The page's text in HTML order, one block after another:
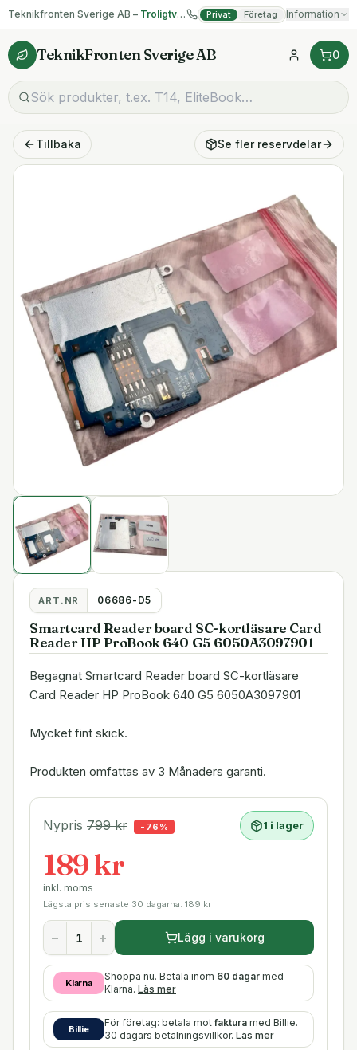
Teknikfronten Sverige AB – Troligtvis billigast på begagnad IT! Privat Företag Information
TeknikFronten Sverige AB 0
Tillbaka Se fler reservdelar
ART.NR 06686-D5
Smartcard Reader board SC-kortläsare Card
Reader HP ProBook 640 G5 6050A3097901
Begagnat Smartcard Reader board SC-kortläsare
Card Reader HP ProBook 640 G5 6050A3097901
Mycket fint skick.
Produkten omfattas av 3 Månaders garanti.
Nypris 799kr - 76 % 1 i lager
189 kr
inkl. moms
Lägsta pris senaste 30 dagarna: 189 kr
− + Lägg i varukorg
Klarna
Shoppa nu. Betala inom 60 dagar med
Klarna. Läs mer
Billie
För företag: betala motfaktura med Billie.
30 dagars betalningsvillkor. Läs mer